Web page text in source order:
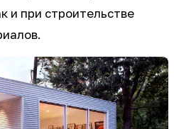
и при строительстве